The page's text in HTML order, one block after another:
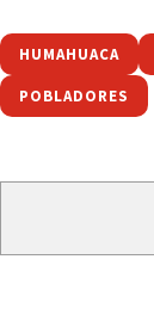
HUMAHUACA
POBLADORES